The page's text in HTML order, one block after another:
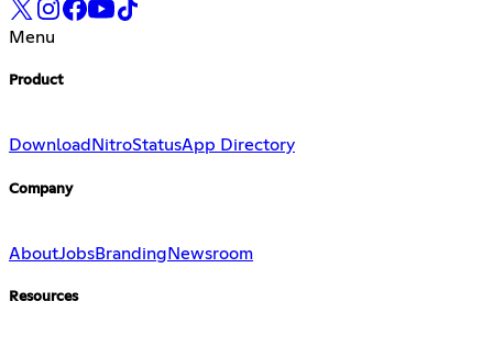
Menu
Product
Download NitroStatusApp Directory
Company
AboutJobsBranding Newsroom
Resources